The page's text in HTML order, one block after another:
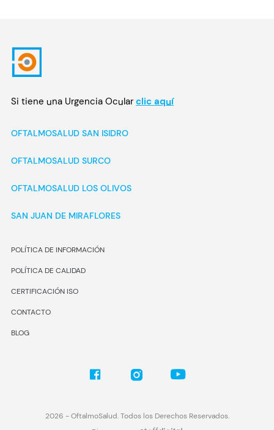
Si tiene una Urgencia Ocular clic aquí
OFTALMOSALUD SAN ISIDRO
OFTALMOSALUD SURCO
OFTALMOSALUD LOS OLIVOS
SAN JUAN DE MIRAFLORES
POLÍTICA DE INFORMACIÓN
POLÍTICA DE CALIDAD
CERTIFICACIÓN ISO
CONTACTO
BLOG
2026 - OftalmoSalud. Todos los Derechos Reservados.